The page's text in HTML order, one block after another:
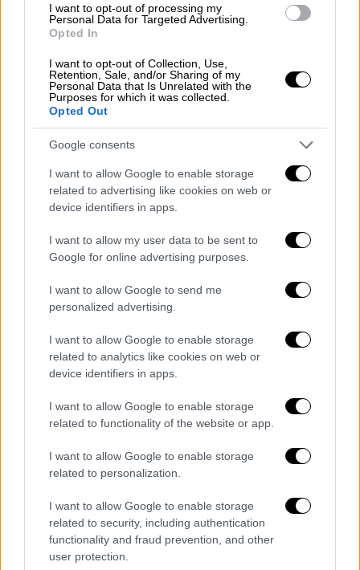
I want to opt-out of processing my
Personal Data for Targeted Advertising.
Opted In
I want to opt-out of Collection, Use,
Retention, Sale, and/or Sharing of my
Personal Data that Is Unrelated with the
Purposes for which it was collected.
Opted Out
Google consents
I want to allow Google to enable storage
related to advertising like cookies on web or
device identifiers in apps.
I want to allow my user data to be sent to
Google for online advertising purposes.
I want to allow Google to send me
personalized advertising.
I want to allow Google to enable storage
related to analytics like cookies on web or
device identifiers in apps.
I want to allow Google to enable storage
related to functionality of the website or app.
I want to allow Google to enable storage
related to personalization.
I want to allow Google to enable storage
related to security, including authentication
functionality and fraud prevention, and other
user protection.
σημασίας, υπογραμμίζοντας ότι η
πολιτιστική κληρονομιά δεν μπορεί να
αποτελεί στόχο ούτε μέσο εργαλειοποίησης
κατά τη διάρκεια ένοπλων συγκρούσεων.
Παράλληλα, επαναβεβαιώνει την έμπρακτη
στήριξη της Ελλάδας προς την Ουκρανία
στον τομέα της προστασίας της
πολιτιστικής κληρονομιάς. Συγκεκριμένα,
γνωστοποιεί την πρόθεση του υπουργείου
Πολιτισμού να καλύψει το κόστος
εκπόνησης μελετών αποκατάστασης για τη
Λαύρα των Σπηλαίων, καθώς και την
προώθηση Μνημονίου Συνεργασίας μεταξύ
του Ευρωπαϊκού Κέντρου Βυζαντινών και
υπουργείου Πολιτισμού της Ουκρανίας, με
στόχο την οργάνωση εξειδικευμένων
εργαστηρίων κατάρτισης για Ουκρανούς
συντηρητές αρχαιοτήτων και έργων τέχνης
στη Θεσσαλονίκη.
ΕΘΝΟΣ θα παρεμβαίνει και τα προσβλητικά σχόλια θα
διαγράφονται